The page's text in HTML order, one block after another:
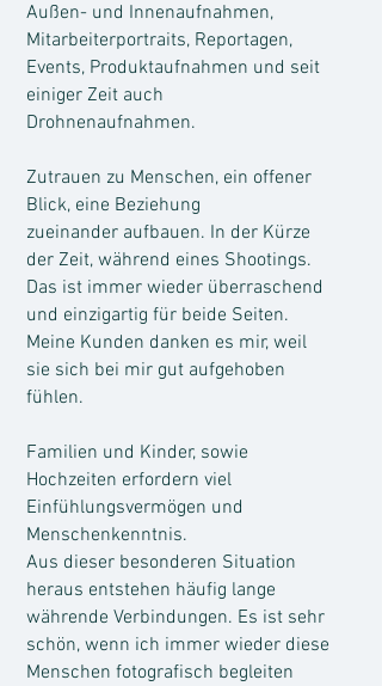
Außen- und Innenaufnahmen,
Mitarbeiterportraits, Reportagen,
Events, Produktaufnahmen und seit
einiger Zeit auch
Drohnenaufnahmen.
Zutrauen zu Menschen, ein offener
Blick, eine Beziehung
zueinander aufbauen. In der Kürze
der Zeit, während eines Shootings.
Das ist immer wieder überraschend
und einzigartig für beide Seiten.
Meine Kunden danken es mir, weil
sie sich bei mir gut aufgehoben
fühlen.
Familien und Kinder, sowie
Hochzeiten erfordern viel
Einfühlungsvermögen und
Menschenkenntnis.
Aus dieser besonderen Situation
heraus entstehen häufig lange
währende Verbindungen. Es ist sehr
schön, wenn ich immer wieder diese
Menschen fotografisch begleiten